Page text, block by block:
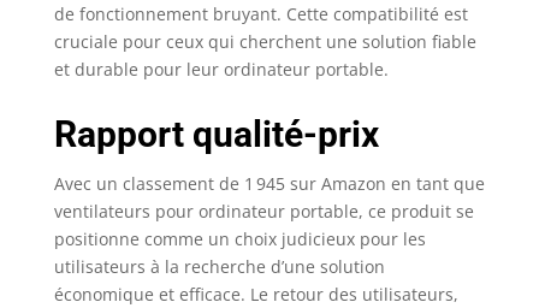
de fonctionnement bruyant. Cette compatibilité est
cruciale pour ceux qui cherchent une solution fiable
et durable pour leur ordinateur portable.
Rapport qualité-prix
Avec un classement de 1 945 sur Amazon en tant que
ventilateurs pour ordinateur portable, ce produit se
positionne comme un choix judicieux pour les
utilisateurs à la recherche d’une solution
économique et efficace. Le retour des utilisateurs,